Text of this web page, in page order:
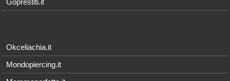
Goprestiti.it
Okceliachia.it
Mondopiercing.it